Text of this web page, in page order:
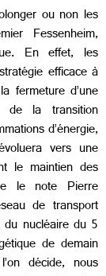
ou non les
Fessenheim,
En effet, les
efficace à
fermeture d’une
de la transition
d’énergie,
vers une
le maintien des
le note Pierre
de transport
nucléaire du 5
de demain
décide, nous